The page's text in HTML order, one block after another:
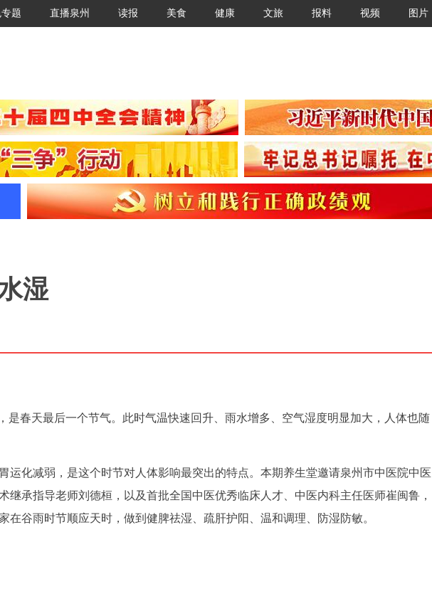
题 直播泉州 读报 美食 健康 文旅 报料 视频 图片
湿
是春天最后一个节气。此时气温快速回升、雨水增多、空气湿度明显加大，人体也随
运化减弱，是这个时节对人体影响最突出的特点。本期养生堂邀请泉州市中医院中医
继承指导老师刘德桓，以及首批全国中医优秀临床人才、中医内科主任医师崔闽鲁，
在谷雨时节顺应天时，做到健脾祛湿、疏肝护阳、温和调理、防湿防敏。